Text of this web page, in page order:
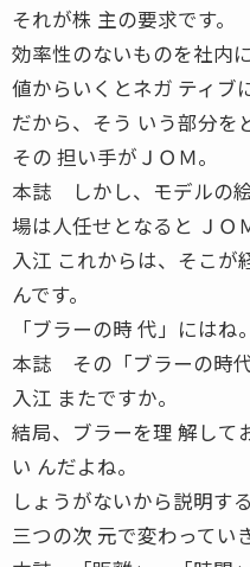
それが株 主の要求です。
効率性のないものを社内
値からいくとネガ ティブ
だから、そう いう部分を
その 担い手がＪＯＭ。
本誌 しかし、モデルの
場は人任せとなると ＪＯ
入江 これからは、そこが
んです。
「ブラーの時 代」にはね。
本誌 その「ブラーの時代
入江 またですか。
結局、ブラーを理 解して
い んだよね。
しょうがないから説明す
三つの次 元で変わってい